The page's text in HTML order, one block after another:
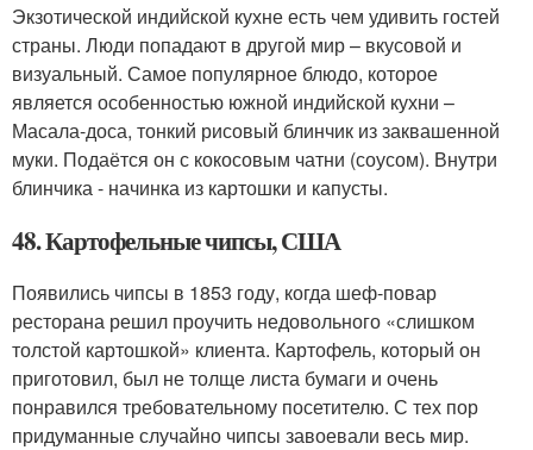
Экзотической индийской кухне есть чем удивить гостей
страны. Люди попадают в другой мир – вкусовой и
визуальный. Самое популярное блюдо, которое
является особенностью южной индийской кухни –
Масала-доса, тонкий рисовый блинчик из заквашенной
муки. Подаётся он с кокосовым чатни (соусом). Внутри
блинчика - начинка из картошки и капусты.
48. Картофельные чипсы, США
Появились чипсы в 1853 году, когда шеф-повар
ресторана решил проучить недовольного «слишком
толстой картошкой» клиента. Картофель, который он
приготовил, был не толще листа бумаги и очень
понравился требовательному посетителю. С тех пор
придуманные случайно чипсы завоевали весь мир.